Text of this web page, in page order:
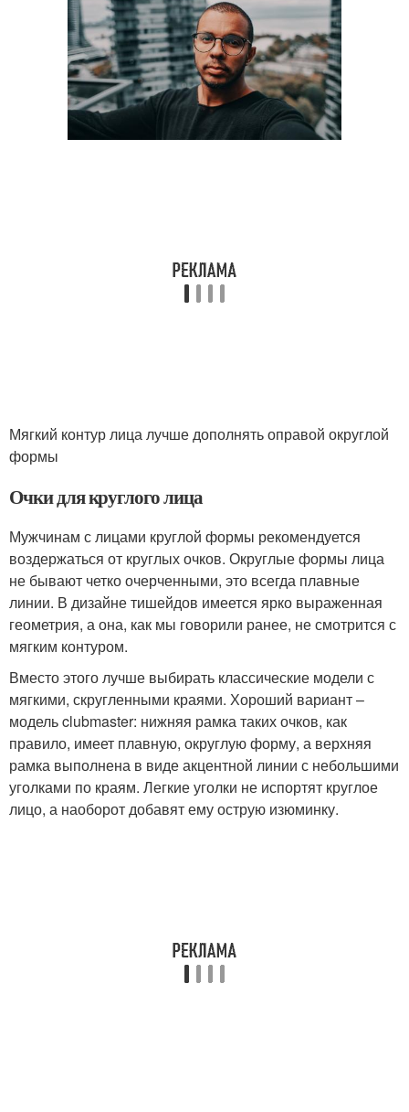
Мягкий контур лица лучше дополнять оправой округлой
формы
Очки для круглого лица
Мужчинам с лицами круглой формы рекомендуется
воздержаться от круглых очков. Округлые формы лица
не бывают четко очерченными, это всегда плавные
линии. В дизайне тишейдов имеется ярко выраженная
геометрия, а она, как мы говорили ранее, не смотрится с
мягким контуром.
Вместо этого лучше выбирать классические модели с
мягкими, скругленными краями. Хороший вариант –
модель clubmaster: нижняя рамка таких очков, как
правило, имеет плавную, округлую форму, а верхняя
рамка выполнена в виде акцентной линии с небольшими
уголками по краям. Легкие уголки не испортят круглое
лицо, а наоборот добавят ему острую изюминку.